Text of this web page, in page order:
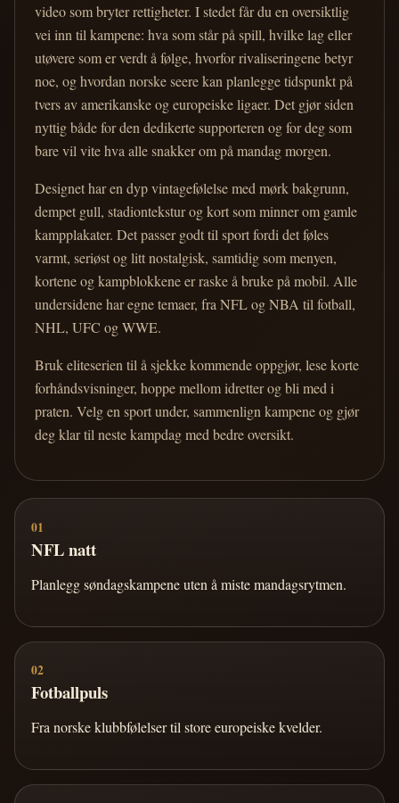
video som bryter rettigheter. I stedet får du en oversiktlig
vei inn til kampene: hva som står på spill, hvilke lag eller
utøvere som er verdt å følge, hvorfor rivaliseringene betyr
noe, og hvordan norske seere kan planlegge tidspunkt på
tvers av amerikanske og europeiske ligaer. Det gjør siden
nyttig både for den dedikerte supporteren og for deg som
bare vil vite hva alle snakker om på mandag morgen.
Designet har en dyp vintagefølelse med mørk bakgrunn,
dempet gull, stadiontekstur og kort som minner om gamle
kampplakater. Det passer godt til sport fordi det føles
varmt, seriøst og litt nostalgisk, samtidig som menyen,
kortene og kampblokkene er raske å bruke på mobil. Alle
undersidene har egne temaer, fra NFL og NBA til fotball,
NHL, UFC og WWE.
Bruk eliteserien til å sjekke kommende oppgjør, lese korte
forhåndsvisninger, hoppe mellom idretter og bli med i
praten. Velg en sport under, sammenlign kampene og gjør
deg klar til neste kampdag med bedre oversikt.
01
NFL natt
Planlegg søndagskampene uten å miste mandagsrytmen.
02
Fotballpuls
Fra norske klubbfølelser til store europeiske kvelder.